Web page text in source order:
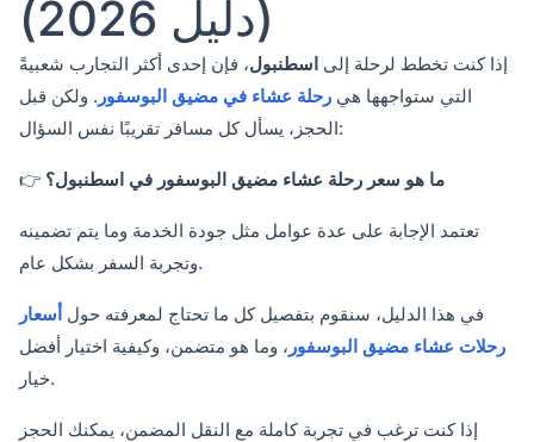
(دليل 2026)
إذا كنت تخطط لرحلة إلى اسطنبول، فإن إحدى أكثر التجارب شعبيةً
التي ستواجهها هي رحلة عشاء في مضيق البوسفور . ولكن قبل
الحجز، يسأل كل مسافر تقريبًا نفس السؤال:
👉 ما هو سعر رحلة عشاء مضيق البوسفور في اسطنبول؟
تعتمد الإجابة على عدة عوامل مثل جودة الخدمة وما يتم تضمينه
وتجربة السفر بشكل عام.
في هذا الدليل، سنقوم بتفصيل كل ما تحتاج لمعرفته حول أسعار
رحلات عشاء مضيق البوسفور ، وما هو متضمن، وكيفية اختيار أفضل
خيار.
إذا كنت ترغب في تجربة كاملة مع النقل المضمن، يمكنك الحجز